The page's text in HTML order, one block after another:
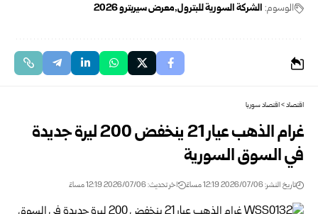
الوسوم: الشركة السورية للبترول معرض سيربترو 2026
اقتصاد>اقتصاد سوريا
غرام الذهب عيار 21 ينخفض 200 ليرة جديدة
في السوق السورية‎
تاريخ النشر: 2026/07/06 12:19 مساءً اخر تحديث: 2026/07/06 12:19 مساءً